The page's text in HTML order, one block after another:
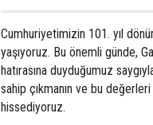
Cumhuriyetimizin 101. yıl
yaşıyoruz. Bu önemli günde,
hatırasına duyduğumuz
sahip çıkmanın ve bu
hissediyoruz.